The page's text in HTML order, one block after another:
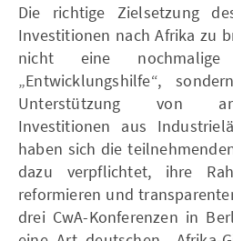
Die richtige Zielsetzung
Investitionen nach Afrika zu
nicht eine nochmalige
„Entwicklungshilfe“,
Unterstützung von
Investitionen aus
haben sich die
dazu verpflichtet, ihre
reformieren und
drei CwA-Konferenzen in